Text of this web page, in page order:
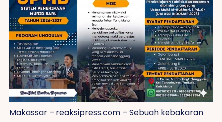
Makassar – reaksipress.com – Sebuah kebakaran